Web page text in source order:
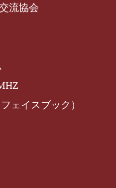
流協会
ェイスブック）